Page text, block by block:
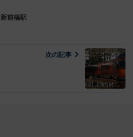
新前橋駅
次の記事